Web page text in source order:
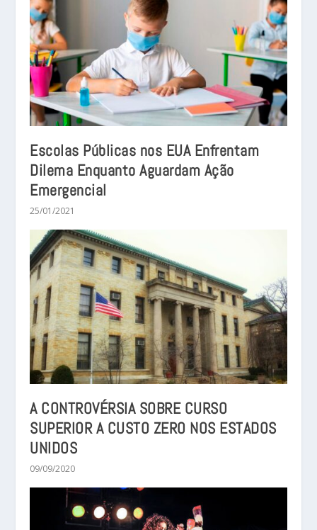
Escolas Públicas nos EUA Enfrentam
Dilema Enquanto Aguardam Ação
Emergencial
25/01/2021
A CONTROVÉRSIA SOBRE CURSO
SUPERIOR A CUSTO ZERO NOS ESTADOS
UNIDOS
09/09/2020